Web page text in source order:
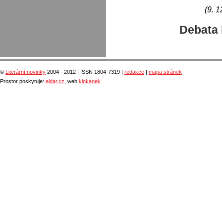
(9.
Debata
© Literární novinky 2004 - 2012 | ISSN 1804-7319 | redakce
mapa stránek
Prostor poskytuje: eldar.cz , web klokánek